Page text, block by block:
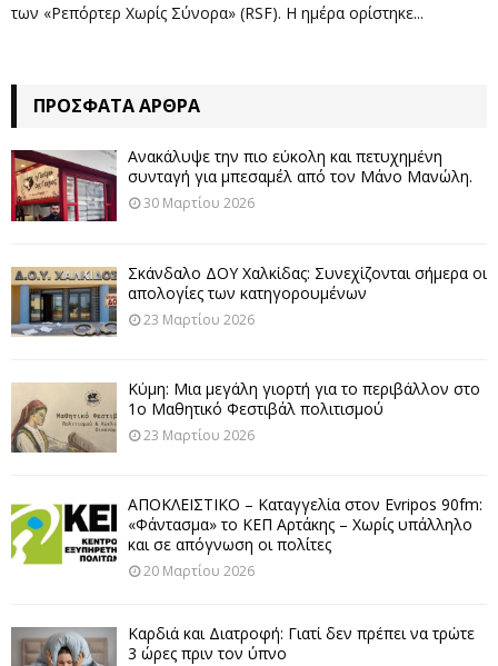
των «Ρεπόρτερ Χωρίς Σύνορα» (RSF). Η ημέρα ορίστηκε...
ΠΡΌΣΦΑΤΑ ΆΡΘΡΑ
Ανακάλυψε την πιο εύκολη και πετυχημένη
συνταγή για μπεσαμέλ από τον Μάνο Μανώλη.
30 Μαρτίου 2026
Σκάνδαλο ΔΟΥ Χαλκίδας: Συνεχίζονται σήμερα οι
απολογίες των κατηγορουμένων
23 Μαρτίου 2026
Κύμη: Μια μεγάλη γιορτή για το περιβάλλον στο
1ο Μαθητικό Φεστιβάλ πολιτισμού
23 Μαρτίου 2026
ΑΠΟΚΛΕΙΣΤΙΚΟ – Καταγγελία στον Evripos 90fm:
«Φάντασμα» το ΚΕΠ Αρτάκης – Χωρίς υπάλληλο
και σε απόγνωση οι πολίτες
20 Μαρτίου 2026
Καρδιά και Διατροφή: Γιατί δεν πρέπει να τρώτε
3 ώρες πριν τον ύπνο